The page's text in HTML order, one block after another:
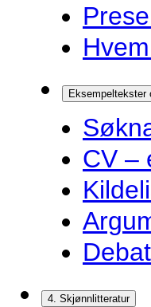
Eksempeltekster
CV –
4. Skjønnlitteratur